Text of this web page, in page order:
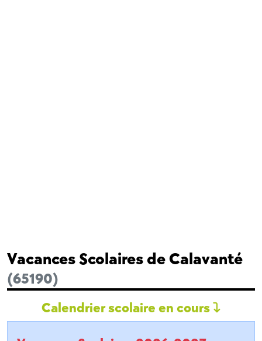
Vacances Scolaires de Calavanté
(65190)
Calendrier scolaire en cours